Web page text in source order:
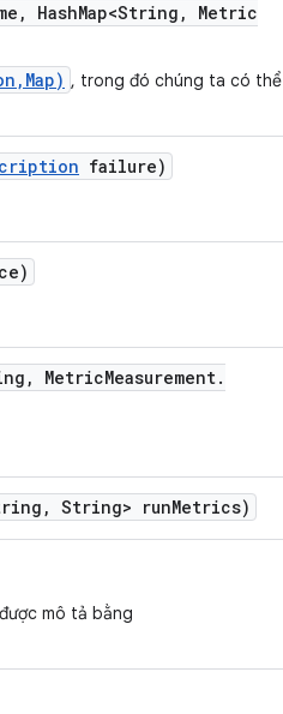
, HashMap<String ,
Metric
, trong đó chúng ta có thể
failure)
, MetricMeasurement.
, String> runMetrics)
mô tả bằng